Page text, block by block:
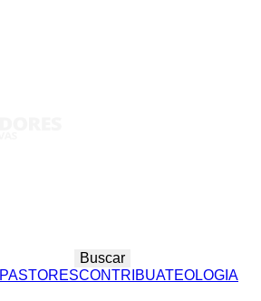
Buscar
PASTORESCONTRIBUATEOLOGIA